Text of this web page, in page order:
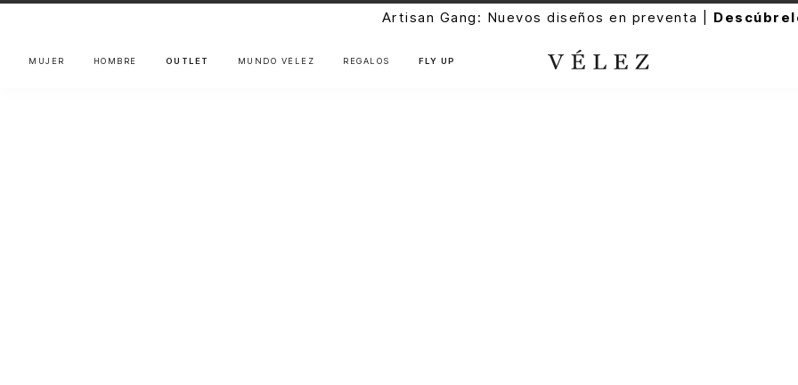
Artisan Gang: Nuevos diseños en preventa |
MUJER HOMBRE OUTLET MUNDO VÉLEZ REGALOS FLY UP